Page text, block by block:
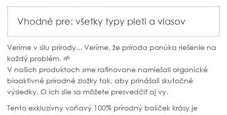
Vhodné pre: všetky typy pleti a vlasov
Veríme v silu prírody... Veríme, že príroda ponúka riešenie na
každý problém. 🌱
V našich produktoch sme rafinovane namiešali organické
bioaktivné prírodné zložky tak, aby prinášali skutočné
výsledky. O ich sile sa môžete presvedčiť aj vy.
Tento exkluzívny voňavý 100% prírodný balíček krásy je